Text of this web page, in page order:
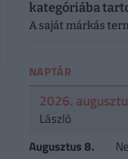
kategóriába
A saját márkás
NAPTÁR
2026.
László
Augusztus 8.